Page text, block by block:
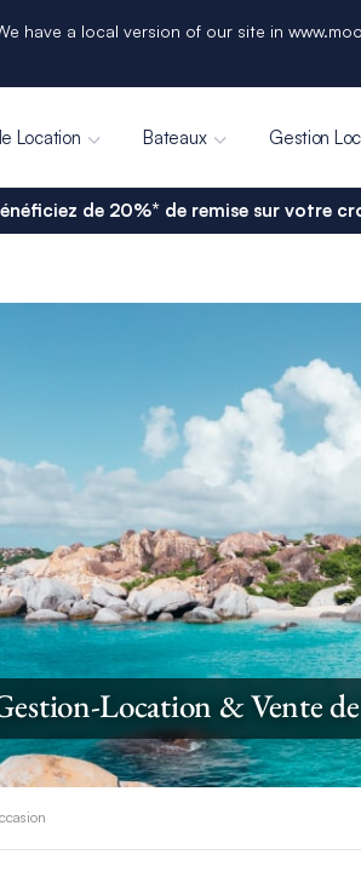
have a local version of our site in
Location Bateaux Gestion
de 20%* de remise sur votre
Location & Vente